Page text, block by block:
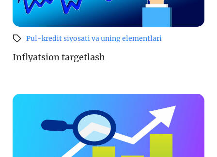
Pul-kredit siyosati va uning elementlari
Inflyatsion targetlash